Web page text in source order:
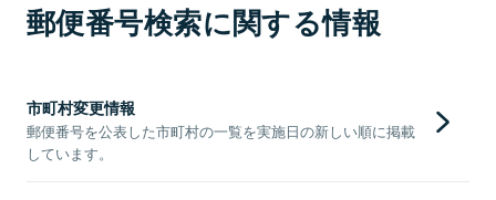
郵便番号検索に関する情報
市町村変更情報
郵便番号を公表した市町村の一覧を実施日の新しい順に掲載
しています。